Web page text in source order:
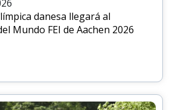
danesa llegará al
Mundo FEI de Aachen 2026